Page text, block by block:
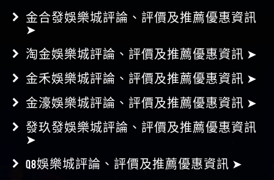
金合發娛樂城評論、評價及推薦優惠資訊
➤
淘金娛樂城評論、評價及推薦優惠資訊 ➤
金禾娛樂城評論、評價及推薦優惠資訊 ➤
金濠娛樂城評論、評價及推薦優惠資訊 ➤
發玖發娛樂城評論、評價及推薦優惠資訊
➤
Q8娛樂城評論、評價及推薦優惠資訊 ➤